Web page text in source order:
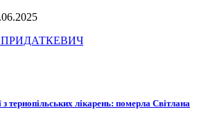
з тернопільських лікарень: померла Світлана